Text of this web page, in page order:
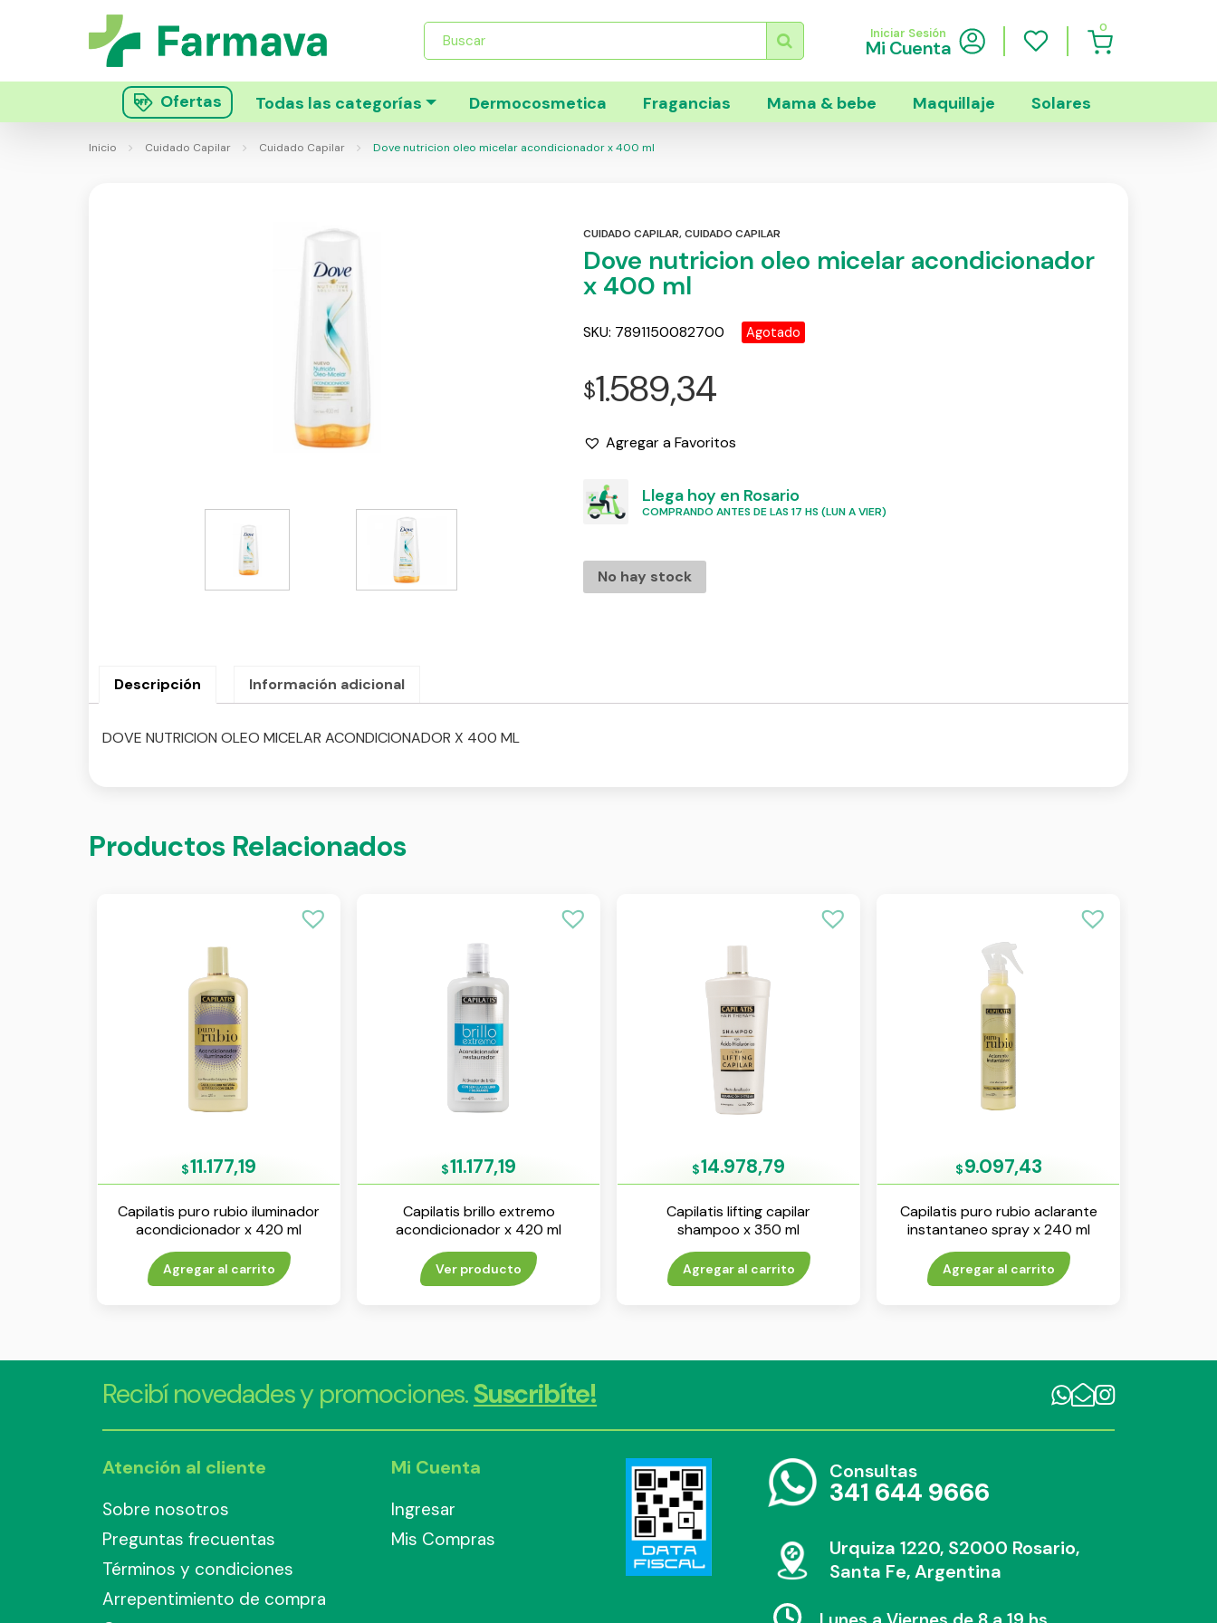
Búsqueda
productos
Iniciar Sesión
Mi Cuenta
0
Ofertas Todas las categorías Dermocosmetica Fragancias Mama & bebe Maquillaje Solares
Inicio Cuidado Capilar Cuidado Capilar Dove nutricion oleo micelar acondicionador x 400 ml
CUIDADO CAPILAR,CUIDADO CAPILAR
Dove nutricion oleo micelar acondicionador
x 400 ml
SKU: 7891150082700 Agotado
$1.589,34
Agregar a Favoritos
Llega hoy en Rosario
COMPRANDO ANTES DE LAS 17 HS (LUN A VIER)
No hay stock
Descripción Información adicional
DOVE NUTRICION OLEO MICELAR ACONDICIONADOR X 400 ML
Productos Relacionados
$11.177,19
Capilatis puro rubio iluminador
acondicionador x 420 ml
Agregar al carrito
$11.177,19
Capilatis brillo extremo
acondicionador x 420 ml
Ver producto
$14.978,79
Capilatis lifting capilar
shampoo x 350 ml
Agregar al carrito
$9.097,43
Capilatis puro rubio aclarante
instantaneo spray x 240 ml
Agregar al carrito
Recibí novedades y promociones.Suscribíte!
Atención al cliente
Sobre nosotros
Preguntas frecuentas
Términos y condiciones
Arrepentimiento de compra
Mi Cuenta
Ingresar
Mis Compras
Consultas
341 644 9666
Urquiza 1220, S2000 Rosario,
Santa Fe, Argentina